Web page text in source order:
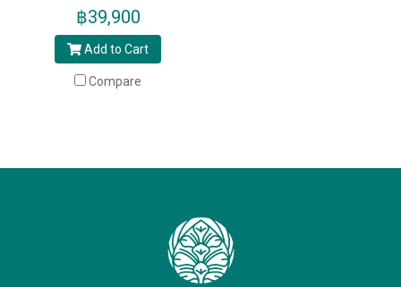
฿39,900
Add to Cart
Compare